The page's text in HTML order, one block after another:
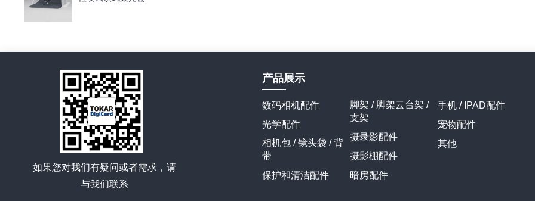
如果您对我们有疑问或者需求，请
与我们联系
产品展示
数码相机配件
光学配件
相机包 / 镜头袋 / 背
带
保护和清洁配件
脚架 / 脚架云台架 /
支架
摄录影配件
摄影棚配件
暗房配件
手机 / IPAD配件
宠物配件
其他